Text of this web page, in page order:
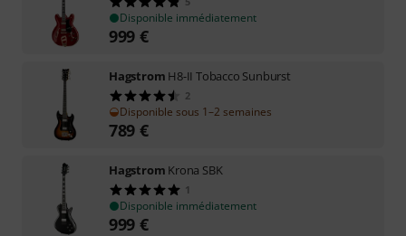
Disponible immédiatement
999 €
Hagstrom H8-II Tobacco Sunburst
2
Disponible sous 1–2 semaines
789 €
Hagstrom Krona SBK
1
Disponible immédiatement
999 €